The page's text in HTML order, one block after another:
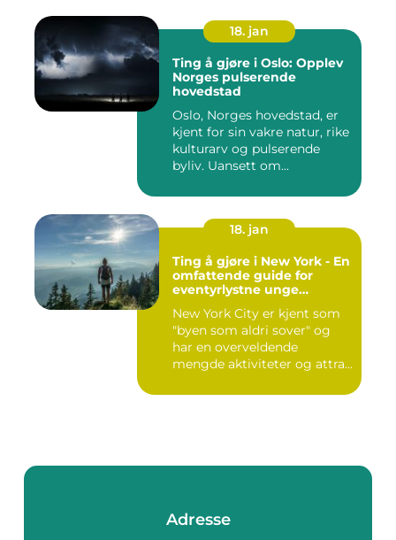
18. jan
Ting å gjøre i Oslo: Opplev
Norges pulserende
hovedstad
Oslo, Norges hovedstad, er
kjent for sin vakre natur, rike
kulturarv og pulserende
byliv. Uansett om...
18. jan
Ting å gjøre i New York - En
omfattende guide for
eventyrlystne unge
New York City er kjent som
"byen som aldri sover" og
har en overveldende
mengde aktiviteter og attra...
Adresse